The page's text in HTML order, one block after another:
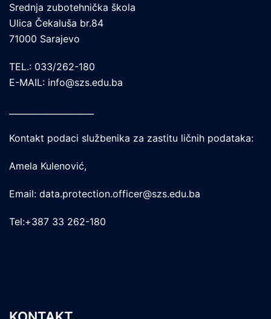
Srednja zubotehnička škola
Ulica Čekaluša br.84
71000 Sarajevo
TEL.: 033/262-180
E-MAIL: info@szs.edu.ba
Kontakt podaci službenika za zastitu ličnih podataka:
Amela Kulenović,
Email: data.protection.officer@szs.edu.ba
Tel:+387 33 262-180